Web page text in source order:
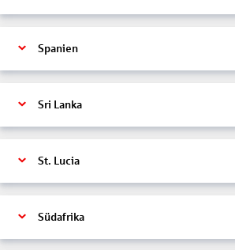
Spanien
Sri Lanka
St. Lucia
Südafrika